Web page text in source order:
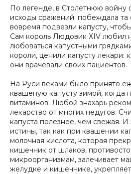
По легенде, в Столетнюю войну
исходы сражений: побеждала та
вовремя подвезли капусту,
Сам король Людовик ХIV любил
любоваться капустными
короли, ценили капусту лекари:
они врачевали своих пациентов.
На Руси веками было принято
квашеную капусту зимой, когда
витаминов. Любой знахарь
лекарство от многих недугов.
капуста полезнее, чем свежая.
истины, так как при квашении
молочная кислота, которая
кишечник от шлаков,
микроорганизмам, залечивает
желудке и кишечнике,